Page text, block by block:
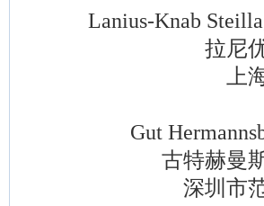
Lanius-Knab
拉尼优
上海
Gut
古特赫曼斯
深圳市范